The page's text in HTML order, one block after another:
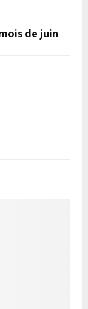
de juin